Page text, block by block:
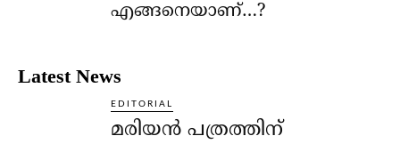
എങ്ങനെയാണ്…?
Latest News
EDITORIAL
മരിയൻ പത്രത്തിന്